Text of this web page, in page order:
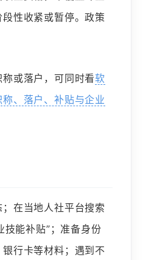
性收紧或暂停。政策
或落户，可同时看软
、落户、补贴与企业
在当地人社平台搜索
技能补贴”；准备身份
行卡等材料；遇到不